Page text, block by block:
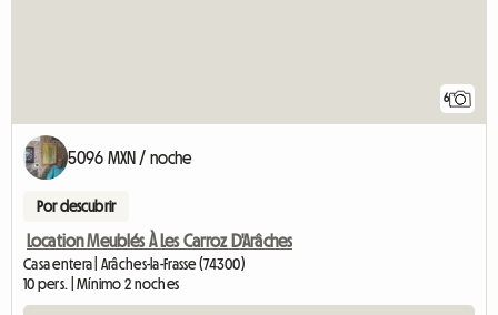
6
5096 MXN / noche
Por descubrir
Location Meublés À Les Carroz D'Arâches
Casa entera | Arâches-la-Frasse (74300)
10 pers. | Mínimo 2 noches